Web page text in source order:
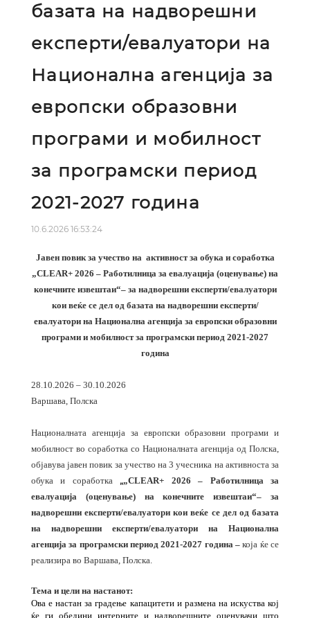
базата на надворешни
експерти/евалуатори на
Национална агенција за
европски образовни
програми и мобилност
за програмски период
2021-2027 година
10.6.2026 16:53:24
Јавен повик за учество на активност за обука и соработка
„CLEAR+ 2026 – Работилница за евалуација (оценување) на
конечните извештаи“– за надворешни експерти/евалуатори
кои веќе се дел од базата на надворешни експерти/
евалуатори на Национална агенција за европски образовни
програми и мобилност за програмски период 2021-2027
година
28.10.2026 – 30.10.2026
Варшава, Полска
Националната агенција за европски образовни програми и
мобилност во соработка со Националната агенција од Полска,
објавува јавен повик за учество на 3 учесника на активноста за
обука и соработка„„CLEAR+ 2026 – Работилница за
евалуација (оценување) на конечните извештаи“– за
надворешни експерти/евалуатори кои веќе се дел од базата
на надворешни експерти/евалуатори на Национална
агенција за програмски период 2021-2027 година –која ќе се
реализира во Варшава, Полска.
Тема и цели на настанот:
Ова е настан за градење капацитети и размена на искуства кој
ќе ги обедини интерните и надворешните оценувачи што